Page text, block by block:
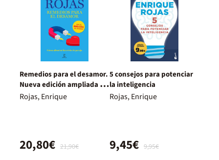
Remedios para el desamor.
Nueva edición ampliada y
actualizada
Rojas, Enrique
21,90€
20,80€
5 consejos para potenciar
la inteligencia
Rojas, Enrique
9,95€
9,45€